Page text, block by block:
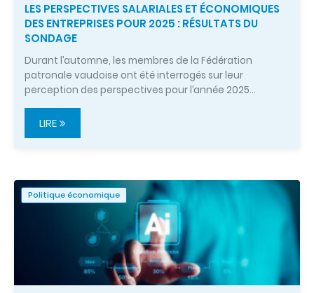
LES PERSPECTIVES SALARIALES ET ÉCONOMIQUES
DES ENTREPRISES POUR 2025 : RÉSULTATS DU
SONDAGE
Durant l’automne, les membres de la Fédération
patronale vaudoise ont été interrogés sur leur
perception des perspectives pour l’année 2025…
LIRE
Politique économique